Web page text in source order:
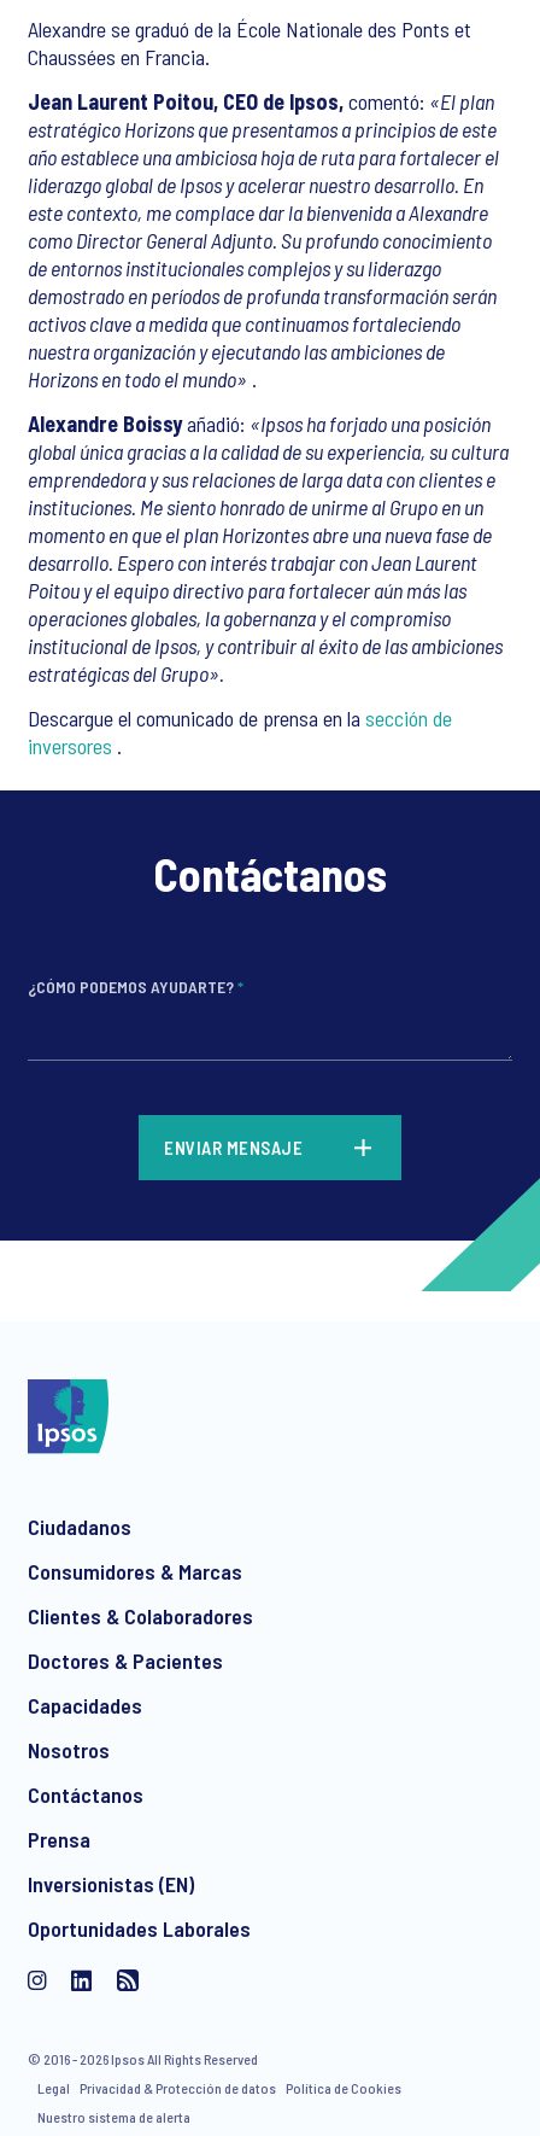
Alexandre se graduó de la École Nationale des Ponts et
Chaussées en Francia.
Jean Laurent Poitou, CEO de Ipsos,comentó: «El plan
estratégico Horizons que presentamos a principios de este
año establece una ambiciosa hoja de ruta para fortalecer el
liderazgo global de Ipsos y acelerar nuestro desarrollo. En
este contexto, me complace dar la bienvenida a Alexandre
como Director General Adjunto. Su profundo conocimiento
de entornos institucionales complejos y su liderazgo
demostrado en períodos de profunda transformación serán
activos clave a medida que continuamos fortaleciendo
nuestra organización y ejecutando las ambiciones de
Horizons en todo el mundo» .
Alexandre Boissyañadió: «Ipsos ha forjado una posición
global única gracias a la calidad de su experiencia, su cultura
emprendedora y sus relaciones de larga data con clientes e
instituciones. Me siento honrado de unirme al Grupo en un
momento en que el plan Horizontes abre una nueva fase de
desarrollo. Espero con interés trabajar con Jean Laurent
Poitou y el equipo directivo para fortalecer aún más las
operaciones globales, la gobernanza y el compromiso
institucional de Ipsos, y contribuir al éxito de las ambiciones
estratégicas del Grupo».
Descargue el comunicado de prensa en la sección de
inversores .
Contáctanos
¿CÓMO PODEMOS AYUDARTE?*
*
electrónico de manera regular sobre productos y servicios,
incluidas invitaciones a eventos gratuitos y artículos de
Ipsos. Puede retirar su consentimiento en cualquier
momento con efecto para el futuro.
ENVIAR MENSAJE
Ciudadanos
Consumidores & Marcas
Clientes & Colaboradores
Doctores & Pacientes
Capacidades
Nosotros
Contáctanos
Prensa
Inversionistas (EN)
Oportunidades Laborales
© 2016 - 2026 Ipsos All Rights Reserved
Legal
Privacidad & Protección de datos Política de Cookies
Nuestro sistema de alerta